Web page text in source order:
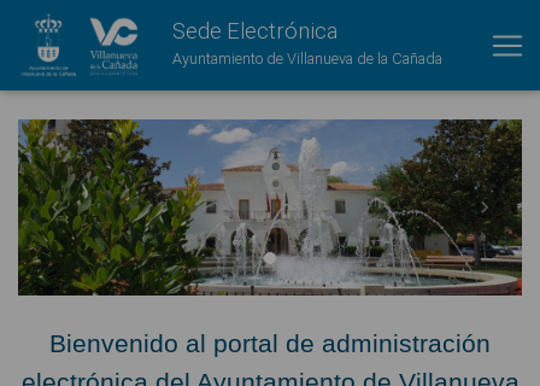
Sede Electrónica
Ayuntamiento de Villanueva de la Cañada
Previous Next
Bienvenido al portal de administración